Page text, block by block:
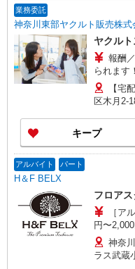
業務委託
神奈川東部ヤクルト販売株
ヤクル
報酬
られます
均収入 230,000円 ◎扶
囲を超え
わせて最大限
10万円（
※延長制度あり ※研修期間：（
日間） 収
【宅
区木月2-
キープ
アルバイト パート
H＆F BELX
フロア
［ア
円〜2,000円 ・平日夜：時給1,250円〜
土日祝昼夜
期間：3ヶ月（
週4日／
神奈
ラス武蔵